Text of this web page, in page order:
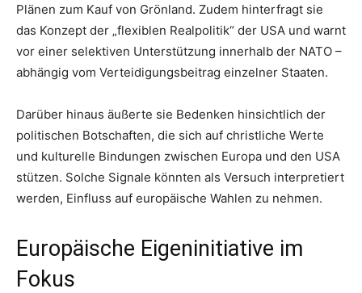
Plänen zum Kauf von Grönland. Zudem hinterfragt sie
das Konzept der „flexiblen Realpolitik“ der USA und warnt
vor einer selektiven Unterstützung innerhalb der NATO –
abhängig vom Verteidigungsbeitrag einzelner Staaten.
Darüber hinaus äußerte sie Bedenken hinsichtlich der
politischen Botschaften, die sich auf christliche Werte
und kulturelle Bindungen zwischen Europa und den USA
stützen. Solche Signale könnten als Versuch interpretiert
werden, Einfluss auf europäische Wahlen zu nehmen.
Europäische Eigeninitiative im
Fokus